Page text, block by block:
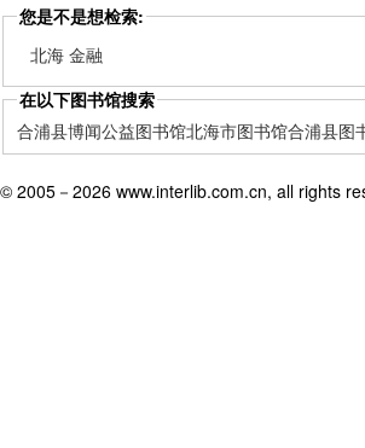
您是不是想检索:
北海 金融
在以下图书馆搜索
合浦县博闻公益图书馆北海市图书馆合浦县图
© 2005－ 2026 www.interlib.com.cn, all rights